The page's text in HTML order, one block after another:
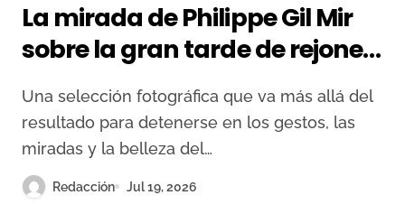
La mirada de Philippe Gil Mir
sobre la gran tarde de rejones
en Bayona
Una selección fotográfica que va más allá del
resultado para detenerse en los gestos, las
miradas y la belleza del…
Redacción Jul 19, 2026